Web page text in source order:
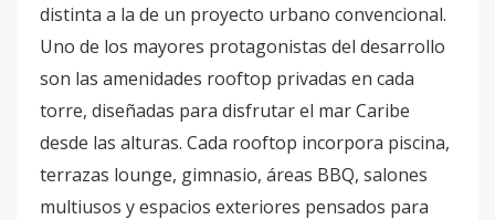
distinta a la de un proyecto urbano convencional.
Uno de los mayores protagonistas del desarrollo
son las amenidades rooftop privadas en cada
torre, diseñadas para disfrutar el mar Caribe
desde las alturas. Cada rooftop incorpora piscina,
terrazas lounge, gimnasio, áreas BBQ, salones
multiusos y espacios exteriores pensados para